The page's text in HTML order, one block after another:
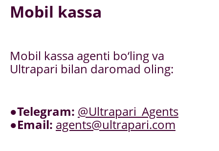
Mobil kassa
Mobil kassa agenti bo‘ling va
Ultrapari bilan daromad oling:
●Telegram: @Ultrapari_Agents
●Email: agents@ultrapari.com